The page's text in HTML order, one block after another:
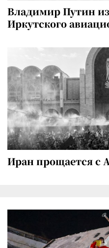
Владимир Путин
Иркутского
Иран прощается с